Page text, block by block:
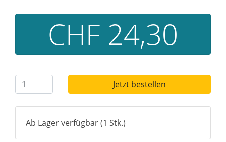
CHF 24,30
Jetzt bestellen
Ab Lager verfügbar (1 Stk.)